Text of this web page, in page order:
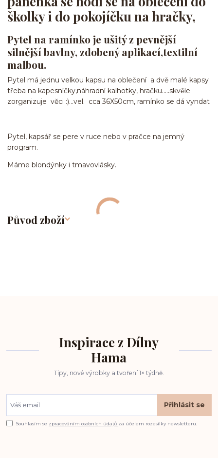
školky i do pokojíčku na hračky,
Pytel na ramínko je ušitý z pevnější
silnější bavlny, zdobený aplikací,textilní
malbou.
Pytel má jednu velkou kapsu na oblečení a dvě malé kapsy
třeba na kapesníčky,náhradní kalhotky, hračku.....skvěle
zorganizuje věci :)...vel. cca 36X50cm, ramínko se dá vyndat
Pytel, kapsář se pere v ruce nebo v pračce na jemný
program.
Máme blondýnky i tmavovlásky.
Původ zboží
Inspirace z Dílny
Hama
Tipy, nové výrobky a tvoření 1× týdně.
Přihlásit se
Souhlasím se zpracováním osobních údajů za účelem rozesílky newsletteru.